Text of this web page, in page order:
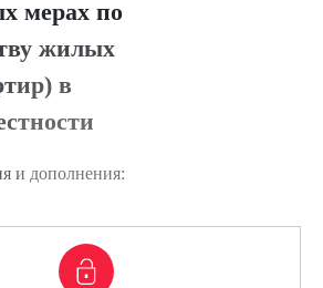
мерах по
жилых
в
и дополнения: